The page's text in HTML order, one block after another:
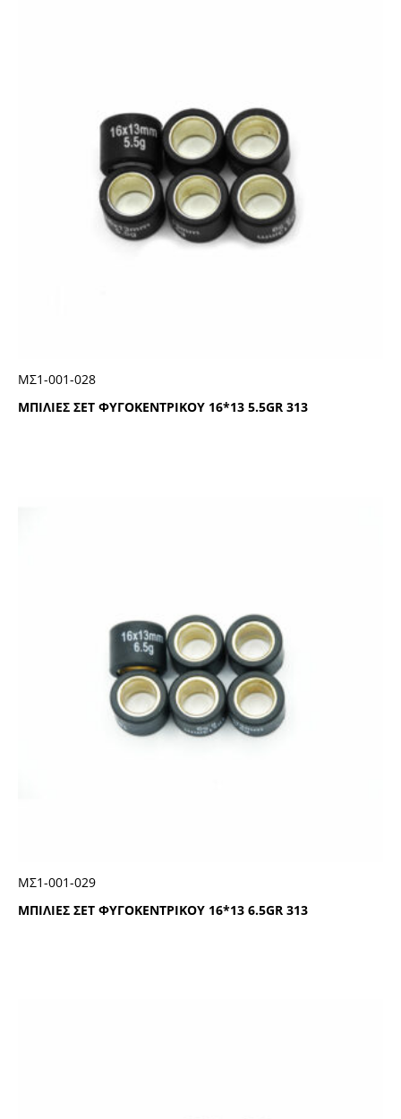
ΜΠΙΛΙΕΣ ΣΕΤ ΦΥΓΟΚΕΝΤΡΙΚΟΥ 16*13 5.5GR 313
ΜΣ1-001-028
ΜΠΙΛΙΕΣ ΣΕΤ ΦΥΓΟΚΕΝΤΡΙΚΟΥ 16*13 6.5GR 313
ΜΣ1-001-029